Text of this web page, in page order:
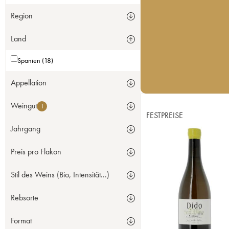
Region
Land
Spanien (18)
Appellation
Weingut 1
Jahrgang
Preis pro Flakon
Stil des Weins (Bio, Intensität...)
Rebsorte
Format
FESTPREISE